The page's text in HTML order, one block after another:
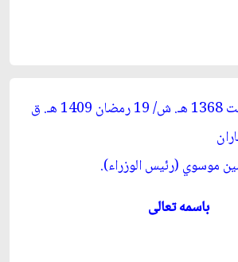
موسوي (رئيس الوزراء).
باسمه تعالى‏